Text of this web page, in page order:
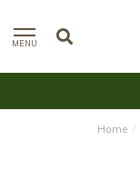
MENU
Home /